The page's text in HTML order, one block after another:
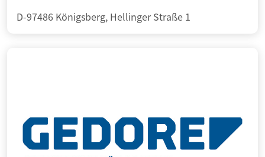
D-97486 Königsberg, Hellinger Straße 1